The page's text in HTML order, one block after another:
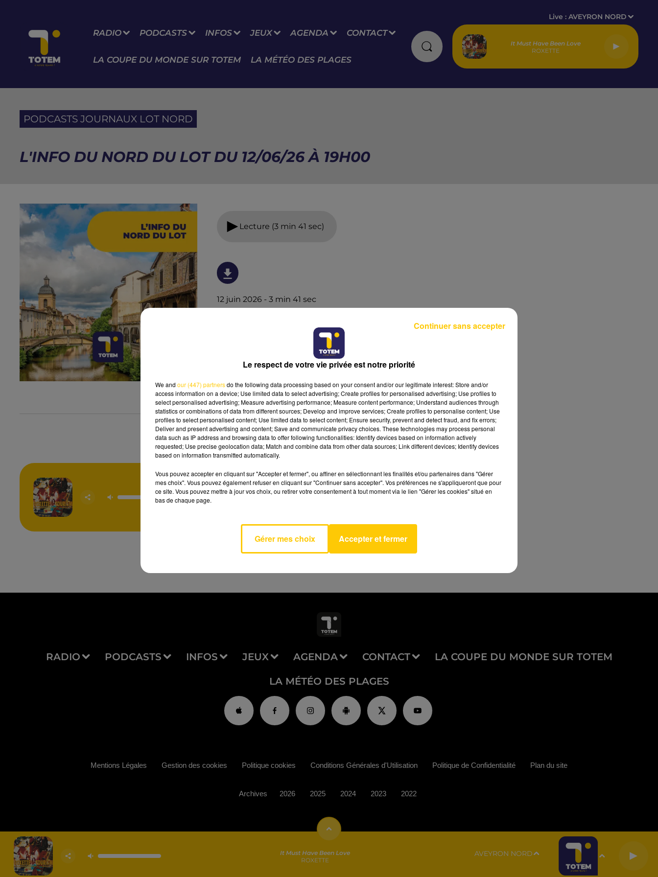
RADIO PODCASTS INFOS JEUX AGENDA CONTACT
LA COUPE DU MONDE SUR TOTEM LA MÉTÉO DES PLAGES
Live :AVEYRON NORD
It Must Have Been Love
ROXETTE
PODCASTS JOURNAUX LOT NORD
L'INFO DU NORD DU LOT DU 12/06/26 À 19H00
Lecture (3 min 41 sec)
12 juin 2026 - 3 min 41 sec
Ecoutez sur Totem l'information à Tulle, Brive, dans le
Nord du Lot et le pays sarladais avec les reportages de
nos journalistes sur le terrain.
It Must Have
Been Love
ROXETTE
AVEYRON NORD
RADIO PODCASTS INFOS JEUX AGENDA CONTACT LA COUPE DU MONDE SUR TOTEM
LA MÉTÉO DES PLAGES
It Must Have Been Love
ROXETTE
AVEYRON NORD
Mentions Légales Gestion des cookies Politique cookies Conditions Générales d'Utilisation Politique de Confidentialité Plan du site
Archives 2026 2025 2024 2023 2022
Le respect de votre vie privée est notre priorité
We and our (447) partnersdo the following data processing based on your consent and/or our legitimate interest: Store and/or
access information on a device; Use limited data to select advertising; Create profiles for personalised advertising; Use profiles to
select personalised advertising; Measure advertising performance; Measure content performance; Understand audiences through
statistics or combinations of data from different sources; Develop and improve services; Create profiles to personalise content; Use
profiles to select personalised content; Use limited data to select content; Ensure security, prevent and detect fraud, and fix errors;
Deliver and present advertising and content; Save and communicate privacy choices. These technologies may process personal
data such as IP address and browsing data to offer following functionalities: Identify devices based on information actively
requested; Use precise geolocation data; Match and combine data from other data sources; Link different devices; Identify devices
based on information transmitted automatically.
Vous pouvez accepter en cliquant sur "Accepter et fermer", ou affiner en sélectionnant les finalités et/ou partenaires dans "Gérer
mes choix". Vous pouvez également refuser en cliquant sur "Continuer sans accepter". Vos préférences ne s'appliqueront que pour
ce site. Vous pouvez mettre à jour vos choix, ou retirer votre consentement à tout moment via le lien "Gérer les cookies" situé en
bas de chaque page.
Gérer mes choix Accepter et fermer
Continuer sans accepter